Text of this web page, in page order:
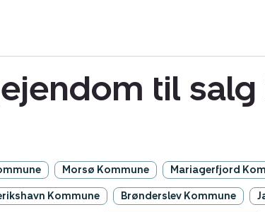
til salg
Morsø Kommune Mariagerfjord
Kommune Brønderslev Kommune